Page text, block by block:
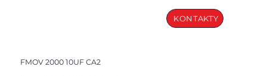
KONTAKTY
FMOV 2000 10UF CA2